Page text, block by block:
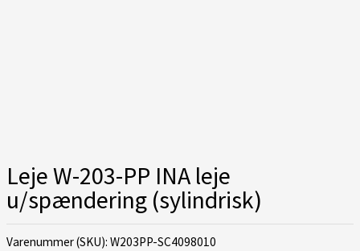
Leje W-203-PP INA leje
u/spændering (sylindrisk)
Varenummer (SKU): W203PP-SC4098010